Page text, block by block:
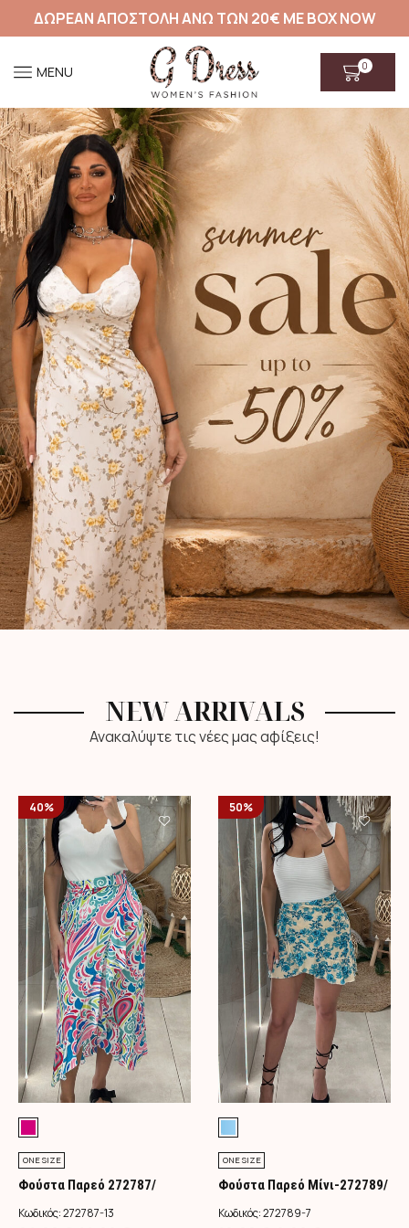
ΔΩΡΕΑΝ ΑΠΟΣΤΟΛΗ ΑΝΩ ΤΩΝ 20€ ΜΕ BOX NOW
MENU 0
NEW ARRIVALS
Ανακαλύψτε τις νέες μας αφίξεις!
40%
ONE SIZE
Φούστα Παρεό 272787/
Φούξια
Κωδικός:272787-13
50%
ONE SIZE
Φούστα Παρεό Μίνι-272789/
Τιρκουάζ
Κωδικός:272789-7